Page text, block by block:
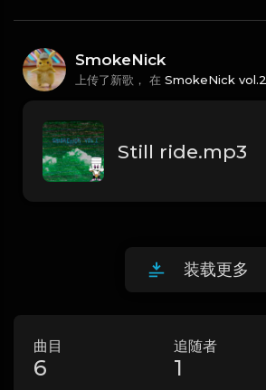
SmokeNick
上传了新歌， 在 SmokeNick vol.2
Still ride.mp3
装载更多
曲目
6
追随者
1